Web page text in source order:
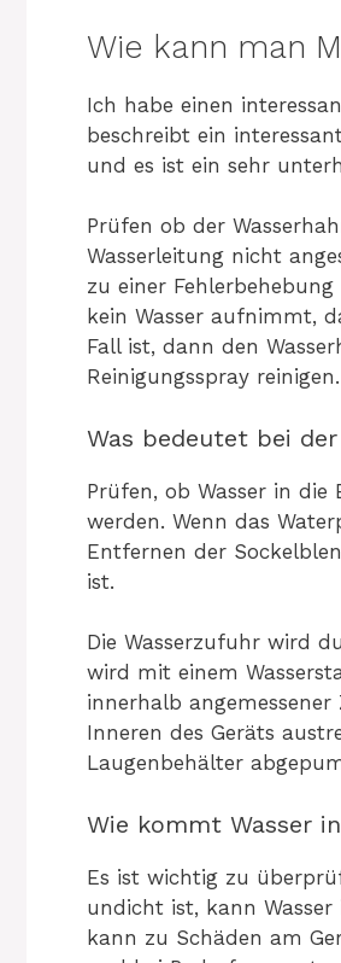
Wie kann man
Ich habe einen
beschreibt ein
und es ist ein sehr
Prüfen ob der
Wasserleitung nicht
zu einer
kein Wasser aufnimmt,
Fall ist, dann den
Reinigungsspray reinigen.
Was bedeutet bei
Prüfen, ob Wasser in
werden. Wenn das
Entfernen der
ist.
Die Wasserzufuhr wird
wird mit einem
innerhalb
Inneren des Geräts
Laugenbehälter
Wie kommt Wasser
Es ist wichtig zu
undicht ist, kann
kann zu Schäden am